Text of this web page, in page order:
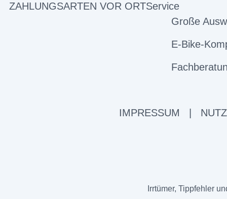
ZAHLUNGSARTEN VOR ORTService
Große
E-Bike-
IMPRESSUM
Irrtümer, Tippfehler